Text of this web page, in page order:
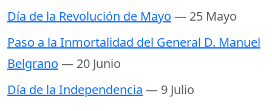
Día de la Revolución de Mayo — 25 Mayo
Paso a la Inmortalidad del General D. Manuel
Belgrano — 20 Junio
Día de la Independencia — 9 Julio